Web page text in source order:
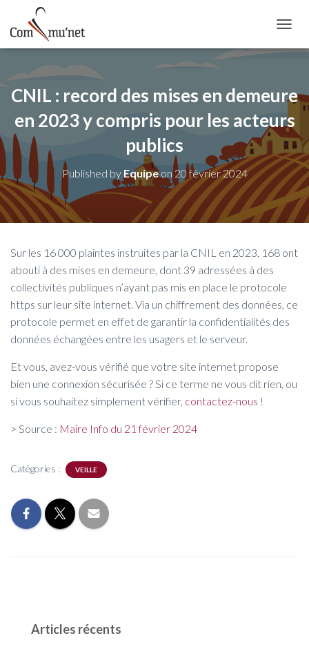
CNIL : record des mises en demeure
en 2023 y compris pour les acteurs
publics
Published by Equipeon20 février 2024
Sur les 16 000 plaintes instruites par la CNIL en 2023, 168 ont
abouti à des mises en demeure, dont 39 adressées à des
collectivités publiques n’ayant pas mis en place le protocole
https sur leur site internet. Via un chiffrement des données, ce
protocole permet en effet de garantir la confidentialités des
données échangées entre les usagers et le serveur.
Et vous, avez-vous vérifié que votre site internet propose
bien une connexion sécurisée ? Si ce terme ne vous dit rien, ou
si vous souhaitez simplement vérifier, contactez-nous !
> Source : Maire Info du 21 février 2024
Catégories : VEILLE
Articles récents